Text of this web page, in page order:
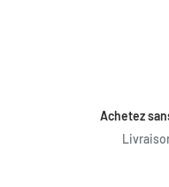
Achetez